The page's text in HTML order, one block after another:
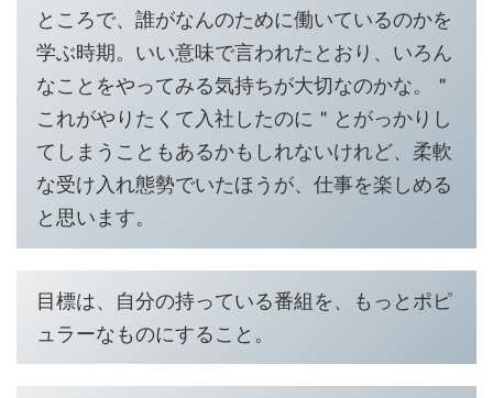
ところで、誰がなんのために働いているのかを
学ぶ時期。いい意味で言われたとおり、いろん
なことをやってみる気持ちが大切なのかな。＂
これがやりたくて入社したのに＂とがっかりし
てしまうこともあるかもしれないけれど、柔軟
な受け入れ態勢でいたほうが、仕事を楽しめる
と思います。
目標は、自分の持っている番組を、もっとポピ
ュラーなものにすること。